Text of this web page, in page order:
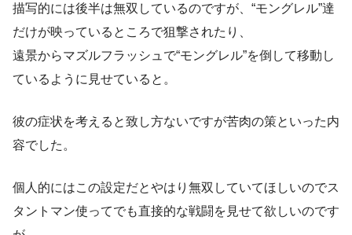
描写的には後半は無双しているのですが、“モングレル”達
だけが映っているところで狙撃されたり、
遠景からマズルフラッシュで“モングレル”を倒して移動し
ているように見せていると。
彼の症状を考えると致し方ないですが苦肉の策といった内
容でした。
個人的にはこの設定だとやはり無双していてほしいのでス
タントマン使ってでも直接的な戦闘を見せて欲しいのです